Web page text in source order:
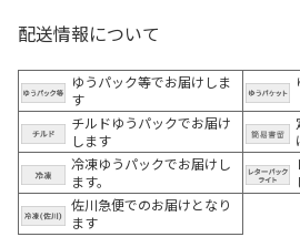
配送情報について
ゆうパック等でお届けしま
す
チルドゆうパックでお届け
します
冷凍ゆうパックでお届けし
ます。
佐川急便でのお届けとなり
ます